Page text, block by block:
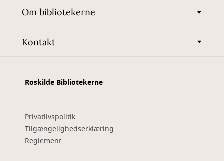
Om bibliotekerne
Kontakt
Roskilde Bibliotekerne
Privatlivspolitik
Tilgængelighedserklæring
Reglement